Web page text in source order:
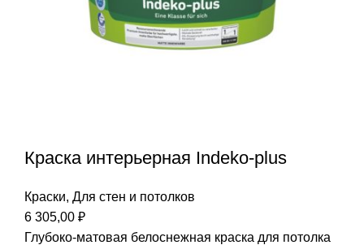
Краска интерьерная Indeko-plus
Краски, Для стен и потолков
6 305,00 ₽
Глубоко-матовая белоснежная краска для потолка